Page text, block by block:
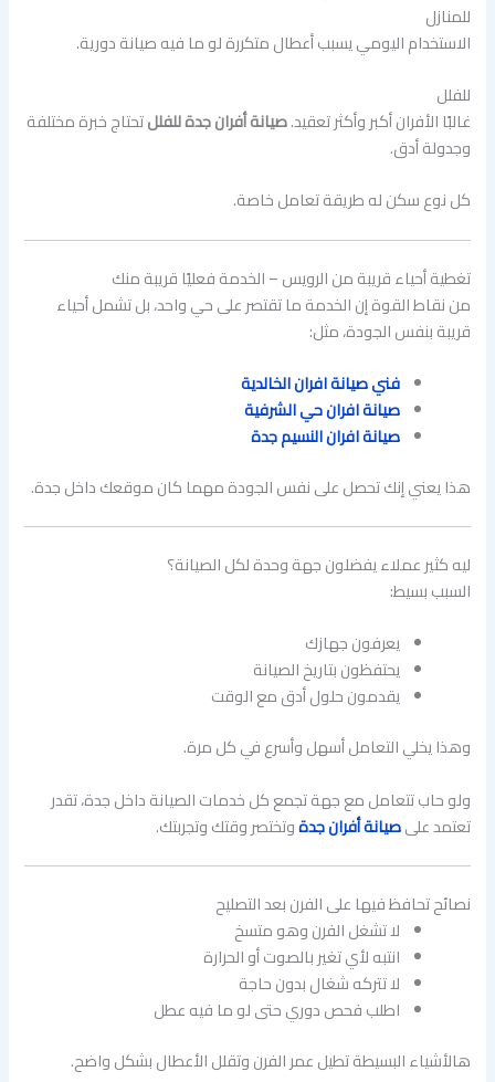
للمنازل
الاستخدام اليومي يسبب أعطال متكررة لو ما فيه صيانة دورية.
للفلل
غالبًا الأفران أكبر وأكثر تعقيد.صيانة أفران جدة للفللتحتاج خبرة مختلفة
وجدولة أدق.
كل نوع سكن له طريقة تعامل خاصة.
تغطية أحياء قريبة من الرويس – الخدمة فعليًا قريبة منك
من نقاط القوة إن الخدمة ما تقتصر على حي واحد، بل تشمل أحياء
قريبة بنفس الجودة، مثل:
فني صيانة افران الخالدية
صيانة افران حي الشرفية
صيانة افران النسيم جدة
هذا يعني إنك تحصل على نفس الجودة مهما كان موقعك داخل جدة.
ليه كثير عملاء يفضلون جهة وحدة لكل الصيانة؟
السبب بسيط:
يعرفون جهازك
يحتفظون بتاريخ الصيانة
يقدمون حلول أدق مع الوقت
وهذا يخلي التعامل أسهل وأسرع في كل مرة.
ولو حاب تتعامل مع جهة تجمع كل خدمات الصيانة داخل جدة، تقدر
تعتمد علىصيانة أفران جدةوتختصر وقتك وتجربتك.
نصائح تحافظ فيها على الفرن بعد التصليح
لا تشغل الفرن وهو متسخ
انتبه لأي تغير بالصوت أو الحرارة
لا تتركه شغال بدون حاجة
اطلب فحص دوري حتى لو ما فيه عطل
هالأشياء البسيطة تطيل عمر الفرن وتقلل الأعطال بشكل واضح.